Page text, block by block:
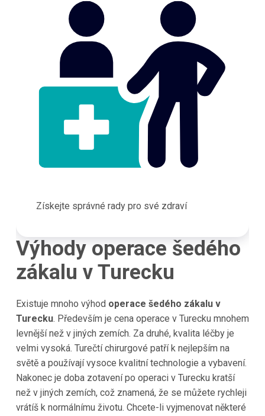
Získejte správné rady pro své zdraví
Výhody operace šedého
zákalu v Turecku
Existuje mnoho výhod operace šedého zákalu v
Turecku. Především je cena operace v Turecku mnohem
levnější než v jiných zemích. Za druhé, kvalita léčby je
velmi vysoká. Turečtí chirurgové patří k nejlepším na
světě a používají vysoce kvalitní technologie a vybavení.
Nakonec je doba zotavení po operaci v Turecku kratší
než v jiných zemích, což znamená, že se můžete rychleji
vrátíš k normálnímu životu. Chcete-li vyjmenovat některé